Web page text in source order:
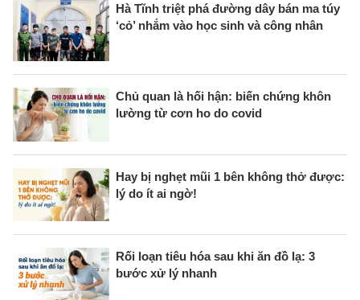
Hà Tĩnh triệt phá đường dây bán ma túy
‘cỏ’ nhắm vào học sinh và công nhân
Chủ quan là hối hận: biến chứng khôn
lường từ cơn ho do covid
Hay bị nghẹt mũi 1 bên không thở được:
lý do ít ai ngờ!
Rối loạn tiêu hóa sau khi ăn đồ lạ: 3
bước xử lý nhanh